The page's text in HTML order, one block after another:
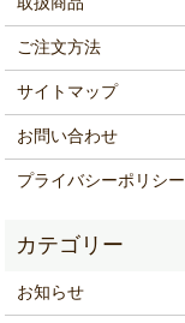
ご注文方法
サイトマップ
お問い合わせ
プライバシーポリシー
お知らせ